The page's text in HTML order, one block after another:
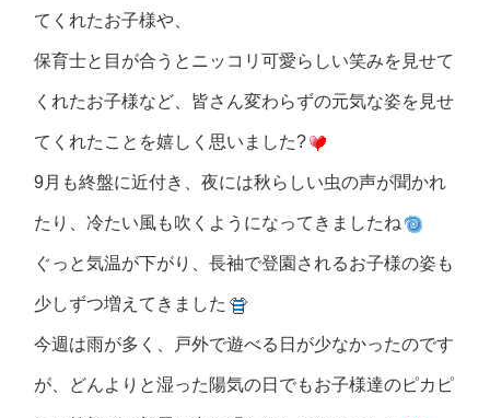
てくれたお子様や、
保育士と目が合うとニッコリ可愛らしい笑みを見せて
くれたお子様など、皆さん変わらずの元気な姿を見せ
てくれたことを嬉しく思いました?
9月も終盤に近付き、夜には秋らしい虫の声が聞かれ
たり、冷たい風も吹くようになってきましたね
ぐっと気温が下がり、長袖で登園されるお子様の姿も
少しずつ増えてきました
今週は雨が多く、戸外で遊べる日が少なかったのです
が、どんよりと湿った陽気の日でもお子様達のピカピ